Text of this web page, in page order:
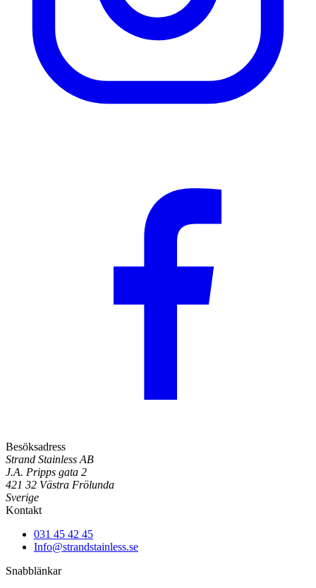
Besöksadress
Strand Stainless AB
J.A. Pripps gata 2
421 32 Västra Frölunda
Sverige
Kontakt
031 45 42 45
Info@strandstainless.se
Snabblänkar